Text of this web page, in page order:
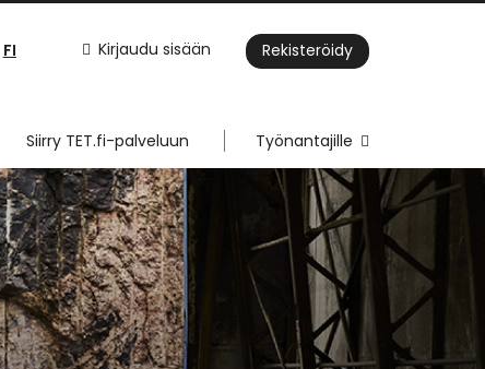
Kirjaudu sisään Rekisteröidy
FI
Siirry TET.fi-palveluun Työnantajille